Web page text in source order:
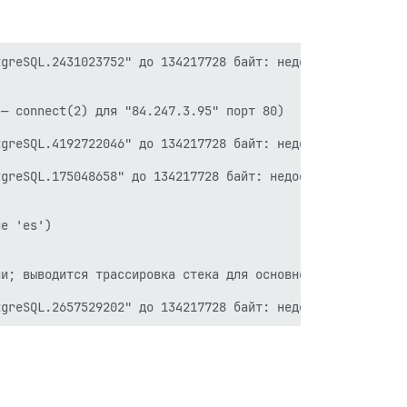
до 134217728 байт: недостаточно
— connect(2) для "84.247.3.95" порт 80)
до 134217728 байт: недостаточно
до 134217728 байт: недостаточно места
'es')
выводится трассировка стека для